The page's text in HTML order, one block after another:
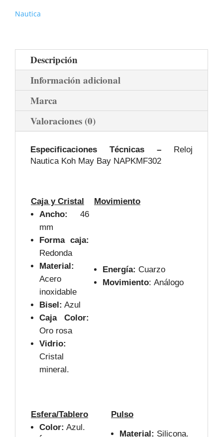
Nautica
Descripción
Información adicional
Marca
Valoraciones (0)
Especificaciones Técnicas – Reloj
Nautica Koh May Bay NAPKMF302
Caja y Cristal
Movimiento
Ancho:
46
mm
Forma caja:
Redonda
Material:
Acero
inoxidable
Bisel: Azul
Caja Color:
Oro rosa
Vidrio:
Cristal
mineral.
Energía: Cuarzo
Movimiento: Análogo
Esfera/Tablero
Pulso
Color: Azul.
Material: Silicona.